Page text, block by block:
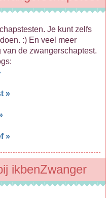
Je kunt zelfs
:) En veel meer
de zwangerschaptest.
»
»
ikbenZwanger